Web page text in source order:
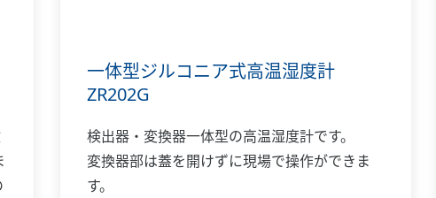
一体型ジルコニア式高温湿度計
ZR202G
検出器・変換器一体型の高温湿度計です。
変換器部は蓋を開けずに現場で操作ができま
す。